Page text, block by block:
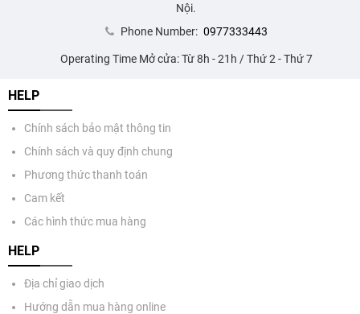
Nội.
Phone Number: 0977333443
Operating Time Mở cửa: Từ 8h - 21h / Thứ 2 - Thứ 7
HELP
Chính sách bảo mật thông tin
Chính sách và quy định chung
Phương thức thanh toán
Cam kết
Các hình thức mua hàng
HELP
Địa chỉ giao dịch
Hướng dẫn mua hàng online